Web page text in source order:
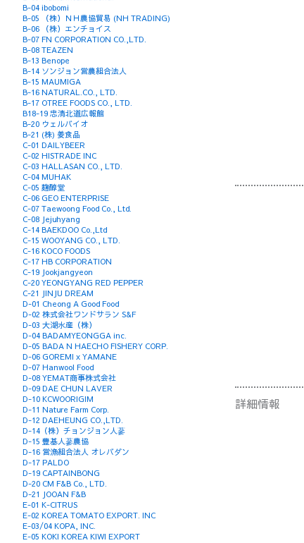
B-04 ibobomi
B-05 （株）ＮＨ農協貿易 (NH TRADING)
B-06 （株）エンチョイス
B-07 FN CORPORATION CO.,LTD.
B-08 TEAZEN
B-13 Benope
B-14 ソンジョン営農組合法人
B-15 MAUMIGA
B-16 NATURAL.CO., LTD.
B-17 OTREE FOODS CO., LTD.
B18-19 忠清北道広報館
B-20 ウェルバイオ
B-21 (株) 姜食品
C-01 DAILYBEER
C-02 HISTRADE INC
C-03 HALLASAN CO., LTD.
C-04 MUHAK
C-05 麹醇堂
C-06 GEO ENTERPRISE
C-07 Taewoong Food Co., Ltd.
C-08 Jejuhyang
C-14 BAEKDOO Co.,Ltd
C-15 WOOYANG CO., LTD.
C-16 KOCO FOODS
C-17 HB CORPORATION
C-19 Jookjangyeon
C-20 YEONGYANG RED PEPPER
C-21 JINJU DREAM
D-01 Cheong A Good Food
D-02 株式会社ワンドサラン S&F
D-03 大湖水産（株）
D-04 BADAMYEONGGA inc.
D-05 BADA N HAECHO FISHERY CORP.
D-06 GOREMI x YAMANE
D-07 Hanwool Food
D-08 YEMAT商事株式会社
D-09 DAE CHUN LAVER
D-10 KCWOORIGIM
D-11 Nature Farm Corp.
D-12 DAEHEUNG CO.,LTD.
D-14（株）チョンジョン人蔘
D-15 豊基人蔘農協
D-16 営漁組合法人 オレバダン
D-17 PALDO
D-19 CAPTAINBONG
D-20 CM F&B Co., LTD.
D-21 JOOAN F&B
E-01 K-CITRUS
E-02 KOREA TOMATO EXPORT. INC
E-03/04 KOPA, INC.
E-05 KOKI KOREA KIWI EXPORT
詳細情報